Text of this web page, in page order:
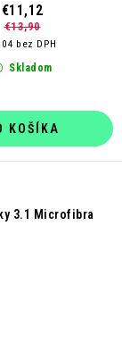
Skladom
bez DPH
€11,12
€13,90
KOŠÍKA
3.1 Microfibra